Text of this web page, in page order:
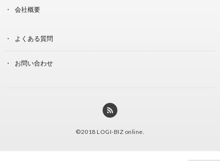
会社概要
よくある質問
お問い合わせ
©2018 LOGI-BIZ online